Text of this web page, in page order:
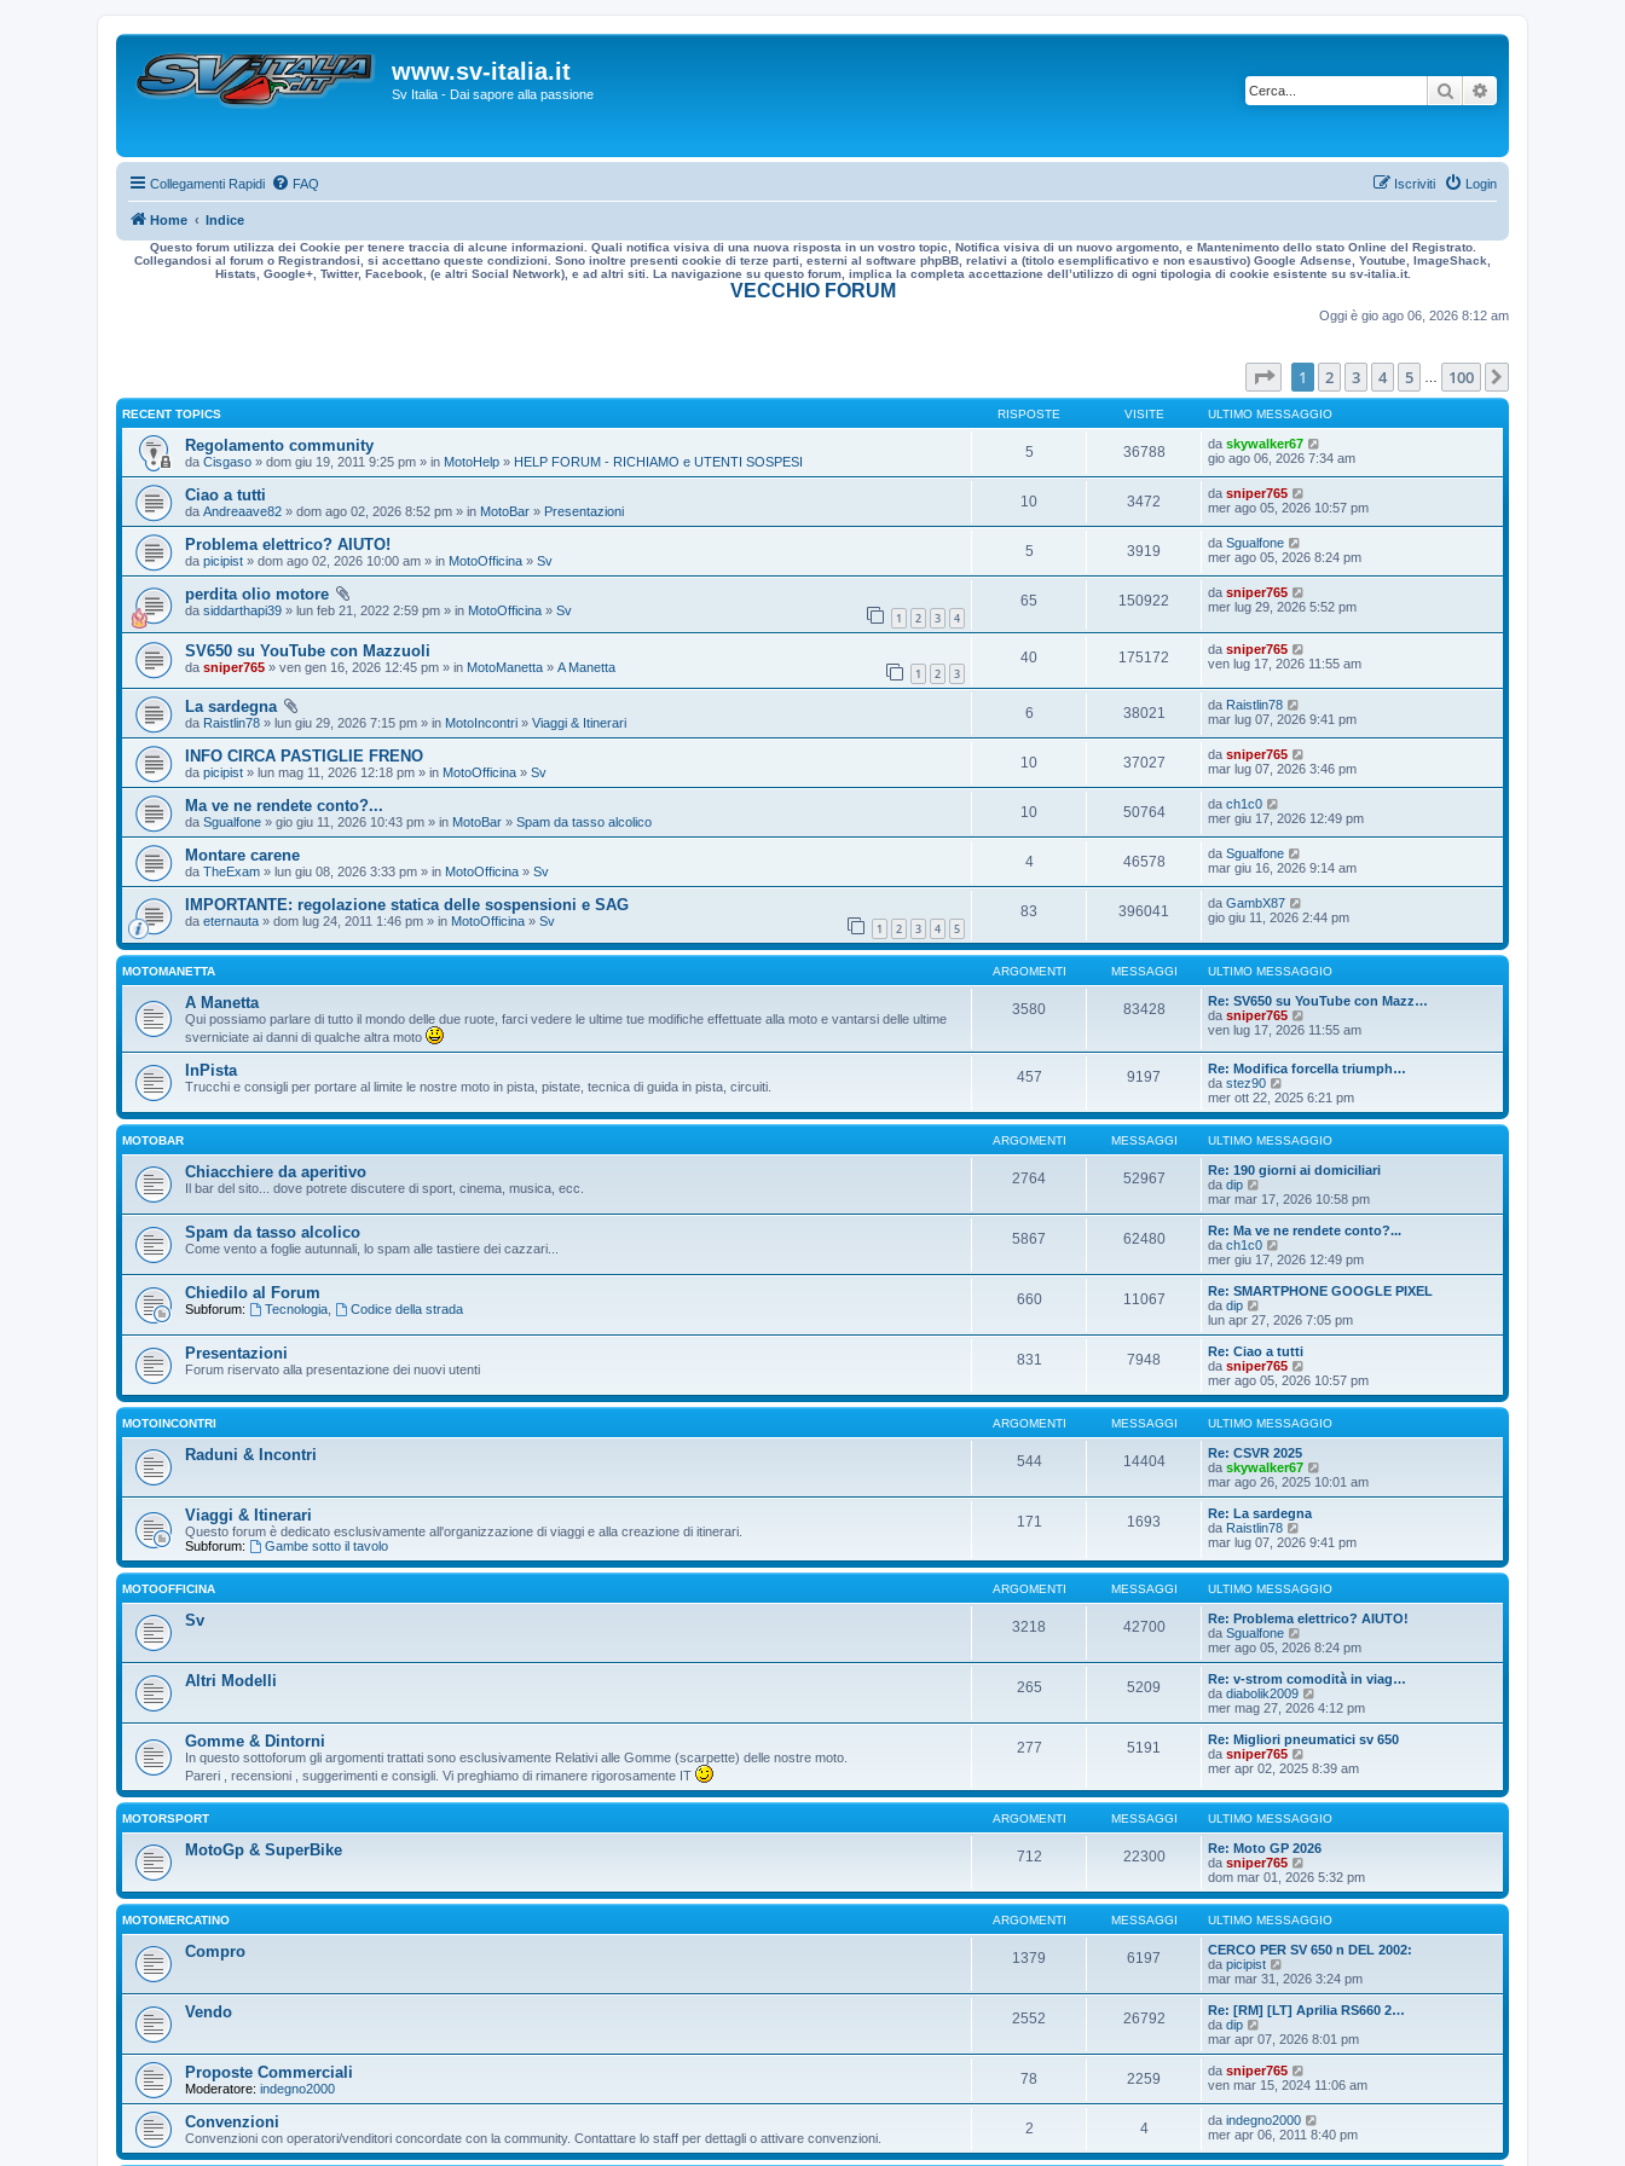
www.sv-italia.it
Sv Italia - Dai sapore alla passione Cerca
Collegamenti Rapidi FAQ Login
Iscriviti
Home Indice
Questo forum utilizza dei Cookie per tenere traccia di alcune informazioni. Quali notifica visiva di una nuova risposta in un vostro topic, Notifica visiva di un nuovo argomento, e Mantenimento dello stato Online del Registrato.
Collegandosi al forum o Registrandosi, si accettano queste condizioni. Sono inoltre presenti cookie di terze parti, esterni al software phpBB, relativi a (titolo esemplificativo e non esaustivo) Google Adsense, Youtube, ImageShack,
Histats, Google+, Twitter, Facebook, (e altri Social Network), e ad altri siti. La navigazione su questo forum, implica la completa accettazione dell’utilizzo di ogni tipologia di cookie esistente su sv-italia.it.
VECCHIO FORUM
Oggi è gio ago 06, 2026 8:12 am
Pagina1 di 100
1 2 3 4 5 100
RECENT TOPICS RISPOSTE VISITE ULTIMO MESSAGGIO
Regolamento community
da Cisgaso » dom giu 19, 2011 9:25 pm » in MotoHelp » HELP FORUM - RICHIAMO e UTENTI SOSPESI
5 36788 da skywalker67
gio ago 06, 2026 7:34 am
Ciao a tutti
da Andreaave82 » dom ago 02, 2026 8:52 pm » in MotoBar » Presentazioni
10 3472 da sniper765
mer ago 05, 2026 10:57 pm
Problema elettrico? AIUTO!
da picipist » dom ago 02, 2026 10:00 am » in MotoOfficina » Sv
5 3919 da Sgualfone
mer ago 05, 2026 8:24 pm
perdita olio motore
1 2 3 4
da siddarthapi39 » lun feb 21, 2022 2:59 pm » in MotoOfficina » Sv
65 150922 da sniper765
mer lug 29, 2026 5:52 pm
SV650 su YouTube con Mazzuoli
1 2 3
da sniper765 » ven gen 16, 2026 12:45 pm » in MotoManetta » A Manetta
40 175172 da sniper765
ven lug 17, 2026 11:55 am
La sardegna
da Raistlin78 » lun giu 29, 2026 7:15 pm » in MotoIncontri » Viaggi & Itinerari
6 38021 da Raistlin78
mar lug 07, 2026 9:41 pm
INFO CIRCA PASTIGLIE FRENO
da picipist » lun mag 11, 2026 12:18 pm » in MotoOfficina » Sv
10 37027 da sniper765
mar lug 07, 2026 3:46 pm
Ma ve ne rendete conto?...
da Sgualfone » gio giu 11, 2026 10:43 pm » in MotoBar » Spam da tasso alcolico
10 50764 da ch1c0
mer giu 17, 2026 12:49 pm
Montare carene
da TheExam » lun giu 08, 2026 3:33 pm » in MotoOfficina » Sv
4 46578 da Sgualfone
mar giu 16, 2026 9:14 am
IMPORTANTE: regolazione statica delle sospensioni e SAG
1 2 3 4 5
da eternauta » dom lug 24, 2011 1:46 pm » in MotoOfficina » Sv
83 396041 da GambX87
gio giu 11, 2026 2:44 pm
MOTOMANETTA ARGOMENTI MESSAGGI ULTIMO MESSAGGIO
A Manetta
Qui possiamo parlare di tutto il mondo delle due ruote, farci vedere le ultime tue modifiche effettuate alla moto e vantarsi delle ultime
sverniciate ai danni di qualche altra moto
3580 83428
Re: SV650 su YouTube con Mazz…
da sniper765
e
i
u
t
i
m
o
m
e
s
a
g
i
o
ven lug 17, 2026 11:55 am
InPista
Trucchi e consigli per portare al limite le nostre moto in pista, pistate, tecnica di guida in pista, circuiti.
457 9197
Re: Modifica forcella triumph…
da stez90
e
d
i
u
l
t
m
o
m
s
a
g
g
i
mer ott 22, 2025 6:21 pm
MOTOBAR ARGOMENTI MESSAGGI ULTIMO MESSAGGIO
Chiacchiere da aperitivo
Il bar del sito... dove potrete discutere di sport, cinema, musica, ecc.
2764 52967
Re: 190 giorni ai domiciliari
da dip
e
d
i
u
l
i
m
o
m
s
s
a
g
i
mar mar 17, 2026 10:58 pm
Spam da tasso alcolico
Come vento a foglie autunnali, lo spam alle tastiere dei cazzari...
5867 62480
Re: Ma ve ne rendete conto?...
da ch1c0
e
d
i
l
i
m
o
m
e
s
s
a
g
g
i
mer giu 17, 2026 12:49 pm
Chiedilo al Forum
Subforum: Tecnologia, Codice della strada
660 11067
Re: SMARTPHONE GOOGLE PIXEL
da dip
e
d
i
u
l
i
m
o
m
e
s
g
g
i
o
lun apr 27, 2026 7:05 pm
Presentazioni
Forum riservato alla presentazione dei nuovi utenti
831 7948
Re: Ciao a tutti
da sniper765
e
d
i
u
l
m
o
m
s
a
g
g
i
o
mer ago 05, 2026 10:57 pm
MOTOINCONTRI ARGOMENTI MESSAGGI ULTIMO MESSAGGIO
Raduni & Incontri 544 14404
Re: CSVR 2025
da skywalker67
e
d
l
i
m
o
m
e
s
s
a
g
i
o
mar ago 26, 2025 10:01 am
Viaggi & Itinerari
Questo forum è dedicato esclusivamente all'organizzazione di viaggi e alla creazione di itinerari.
Subforum:
Gambe sotto il tavolo
171 1693
Re: La sardegna
da Raistlin78
e
i
u
t
i
m
o
e
s
s
a
g
g
i
o
mar lug 07, 2026 9:41 pm
MOTOOFFICINA ARGOMENTI MESSAGGI ULTIMO MESSAGGIO
Sv 3218 42700
Re: Problema elettrico? AIUTO!
da Sgualfone
e
d
i
u
l
m
o
m
e
s
s
a
g
g
i
o
mer ago 05, 2026 8:24 pm
Altri Modelli 265 5209
Re: v-strom comodità in viag…
da diabolik2009
e
d
i
l
i
m
o
m
e
s
a
g
g
i
o
mer mag 27, 2026 4:12 pm
Gomme & Dintorni
In questo sottoforum gli argomenti trattati sono esclusivamente Relativi alle Gomme (scarpette) delle nostre moto.
Pareri , recensioni , suggerimenti e consigli. Vi preghiamo di rimanere rigorosamente IT
277 5191
Re: Migliori pneumatici sv 650
da sniper765
e
i
l
i
o
m
s
a
g
i
o
mer apr 02, 2025 8:39 am
MOTORSPORT ARGOMENTI MESSAGGI ULTIMO MESSAGGIO
MotoGp & SuperBike 712 22300
Re: Moto GP 2026
da sniper765
e
d
i
u
l
t
m
o
m
e
s
g
g
i
o
dom mar 01, 2026 5:32 pm
MOTOMERCATINO ARGOMENTI MESSAGGI ULTIMO MESSAGGIO
Compro 1379 6197
CERCO PER SV 650 n DEL 2002:
da picipist
e
d
i
u
l
i
m
o
m
e
s
s
mar mar 31, 2026 3:24 pm
Vendo 2552 26792
Re: [RM] [LT] Aprilia RS660 2…
da dip
e
d
i
u
t
i
m
o
mar apr 07, 2026 8:01 pm
Proposte Commerciali
Moderatore: indegno2000
78 2259 da sniper765
e
i
u
l
t
ven mar 15, 2024 11:06 am
Convenzioni
Convenzioni con operatori/venditori concordate con la community. Contattare lo staff per dettagli o attivare convenzioni.
2 4 da indegno2000
e
i
mer apr 06, 2011 8:40 pm